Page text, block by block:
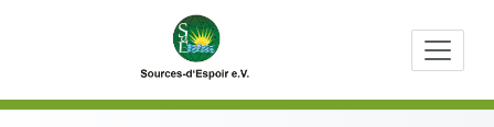
Beratungen,
Bildungs-